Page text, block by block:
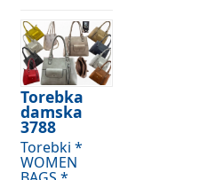
Torebka
damska
3788
Torebki *
WOMEN